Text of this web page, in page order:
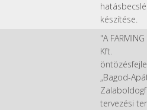
készítése.
"A
Kft.
„Bagod-
tervezési